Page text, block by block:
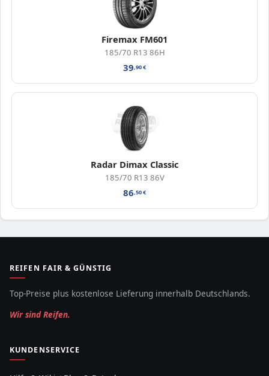
Firemax FM601
185/70 R13 86H
39,90€
Radar Dimax Classic
185/70 R13 86V
86,50€
REIFEN FAIR & GÜNSTIG
Top-Preise plus kostenlose Lieferung innerhalb Deutschlands.
Wir sind Reifen.
KUNDENSERVICE